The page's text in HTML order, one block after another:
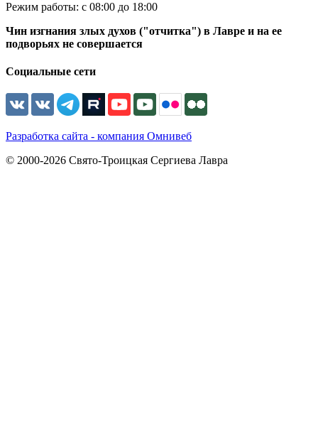
Режим работы: с 08:00 до 18:00
Чин изгнания злых духов ("отчитка") в Лавре и на ее
подворьях не совершается
Социальные сети
Разработка сайта - компания Омнивеб
© 2000-2026 Свято-Троицкая Сергиева Лавра